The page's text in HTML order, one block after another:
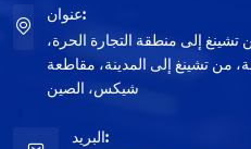
عنوان:
من تشينغ إلى منطقة التجارة الحرة،
من تشينغ إلى المدينة، مقاطعة
شيكس، الصين
البريد: